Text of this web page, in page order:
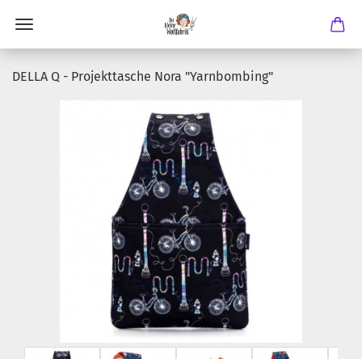
DELLA Q - Projekttasche Nora "Yarnbombing"